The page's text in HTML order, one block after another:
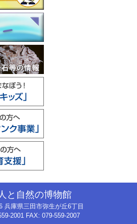
人と自然の博物館
兵庫県三田市弥生が丘6丁目
2001 FAX: 079-559-2007